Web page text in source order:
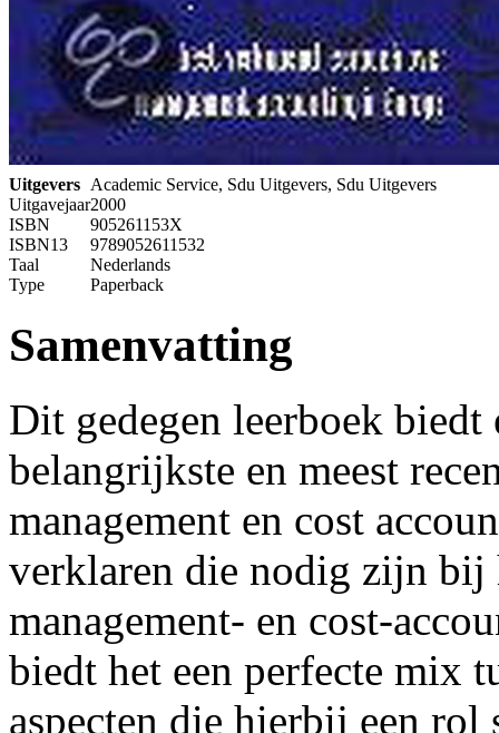
Uitgevers Academic Service, Sdu Uitgevers, Sdu Uitgevers
Uitgavejaar2000
ISBN
905261153X
ISBN13
9789052611532
Taal
Nederlands
Type
Paperback
Samenvatting
Dit gedegen leerboek biedt
belangrijkste en meest
management en cost
verklaren die nodig zijn bij
management- en cost-
biedt het een perfecte mix
aspecten die hierbij een